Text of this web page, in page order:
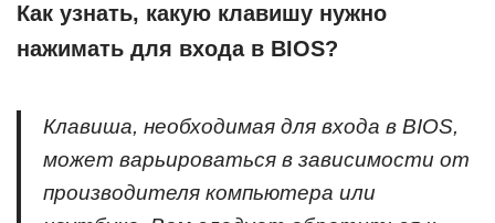
Как узнать, какую клавишу нужно
нажимать для входа в BIOS?
Клавиша, необходимая для входа в BIOS,
может варьироваться в зависимости от
производителя компьютера или